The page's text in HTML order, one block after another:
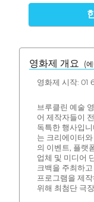
영화제 개요 (
영화제 시작:
브루클린 예술
어 제작자들이
독특한 행사입
는 크리에이터
의 이벤트, 플랫
업체 및 미디어
크백을 주최하
프로그램을 제
위해 최첨단 극